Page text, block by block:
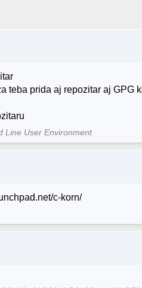
teba prida aj repozitar aj GPG
Line User Environment
c-korn/